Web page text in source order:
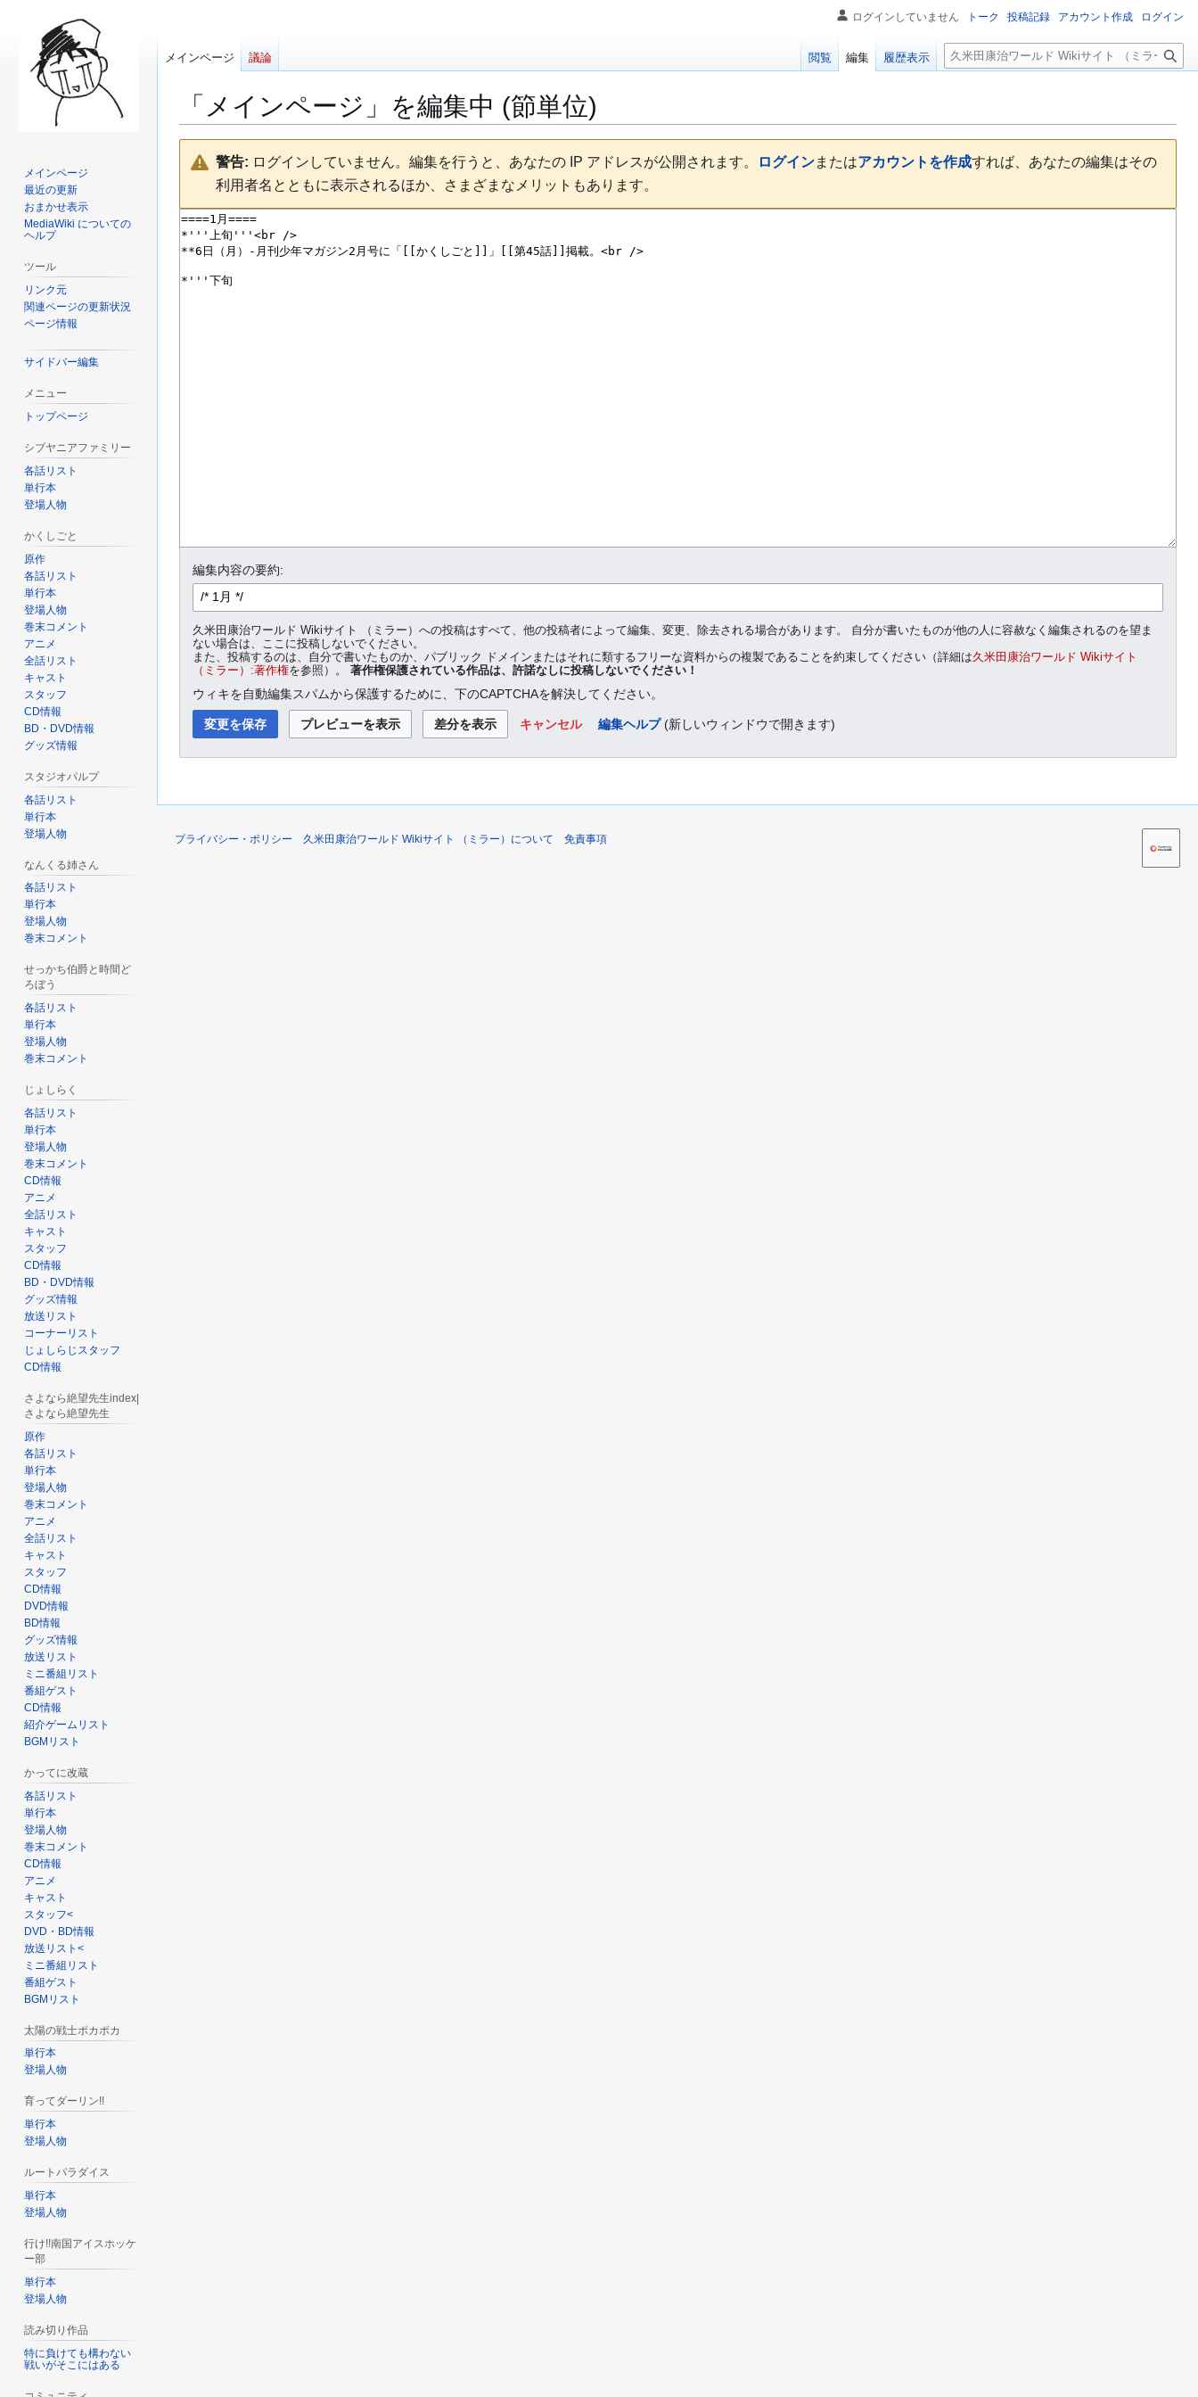
「 メインページ 」を編集中 (節単位)
ー
ョ
に
移
警告: ログインしていません。編集を行うと、あなたの IP アドレスが公開されます。 ログインまたはアカウントを作成すれば、あなたの編集はその
利用者名とともに表示されるほか、さまざまなメリットもあります。
編集内容の要約:
久米田康治ワールド Wikiサイト （ミラー）への投稿はすべて、他の投稿者によって編集、変更、除去される場合があります。 自分が書いたものが他の人に容赦なく編集されるのを望ま
ない場合は、ここに投稿しないでください。
また、投稿するのは、自分で書いたものか、パブリック ドメインまたはそれに類するフリーな資料からの複製であることを約束してください（詳細は久米田康治ワールド Wikiサイト
（ミラー）:著作権を参照）。 著作権保護されている作品は、許諾なしに投稿しないでください！
ウィキを自動編集スパムから保護するために、下のCAPTCHAを解決してください。
キャンセル 編集ヘルプ(新しいウィンドウで開きます)
ログインしていません トーク 投稿記録 アカウント作成 ログイン
メインページ 議論 閲覧 編集 履歴表示
検
索
メインページ
最近の更新
おまかせ表示
MediaWiki についての
ヘルプ
ツール
リンク元
関連ページの更新状況
ページ情報
サイドバー編集
メニュー
トップページ
シブヤニアファミリー
各話リスト
単行本
登場人物
かくしごと
原作
各話リスト
単行本
登場人物
巻末コメント
アニメ
全話リスト
キャスト
スタッフ
CD情報
BD・DVD情報
グッズ情報
スタジオパルプ
各話リスト
単行本
登場人物
なんくる姉さん
各話リスト
単行本
登場人物
巻末コメント
せっかち伯爵と時間ど
ろぼう
各話リスト
単行本
登場人物
巻末コメント
じょしらく
各話リスト
単行本
登場人物
巻末コメント
CD情報
アニメ
全話リスト
キャスト
スタッフ
CD情報
BD・DVD情報
グッズ情報
放送リスト
コーナーリスト
じょしらじスタッフ
CD情報
さよなら絶望先生index|
さよなら絶望先生
原作
各話リスト
単行本
登場人物
巻末コメント
アニメ
全話リスト
キャスト
スタッフ
CD情報
DVD情報
BD情報
グッズ情報
放送リスト
ミニ番組リスト
番組ゲスト
CD情報
紹介ゲームリスト
BGMリスト
かってに改蔵
各話リスト
単行本
登場人物
巻末コメント
CD情報
アニメ
キャスト
スタッフ<
DVD・BD情報
放送リスト<
ミニ番組リスト
番組ゲスト
BGMリスト
太陽の戦士ポカポカ
単行本
登場人物
育ってダーリン!!
単行本
登場人物
ルートパラダイス
単行本
登場人物
行け!!南国アイスホッケ
ー部
単行本
登場人物
読み切り作品
特に負けても構わない
戦いがそこにはある
プライバシー・ポリシー 久米田康治ワールド Wikiサイト （ミラー）について 免責事項